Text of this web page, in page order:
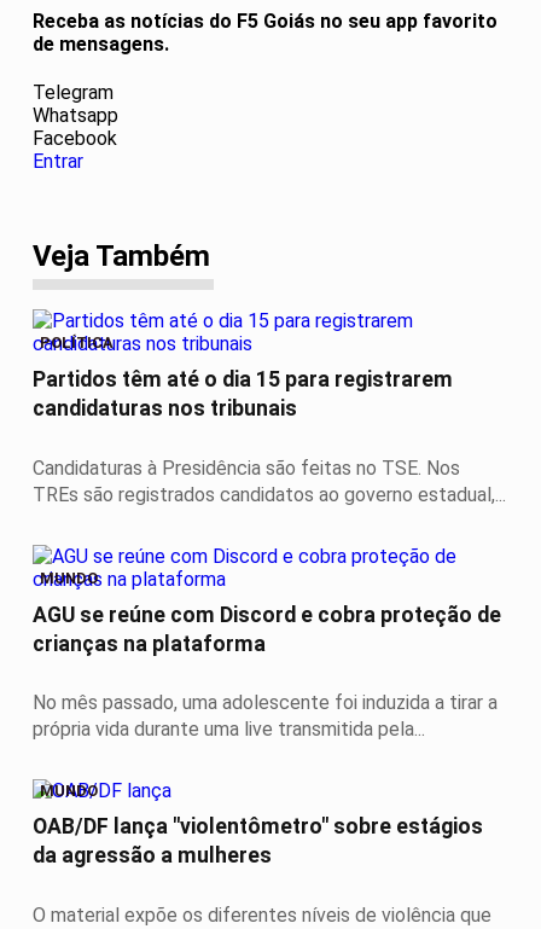
Receba as notícias do F5 Goiás no seu app favorito
de mensagens.
Telegram
Whatsapp
Facebook
Entrar
Veja Também
POLÍTICA
Partidos têm até o dia 15 para registrarem
candidaturas nos tribunais
Candidaturas à Presidência são feitas no TSE. Nos
TREs são registrados candidatos ao governo estadual,...
MUNDO
AGU se reúne com Discord e cobra proteção de
crianças na plataforma
No mês passado, uma adolescente foi induzida a tirar a
própria vida durante uma live transmitida pela...
MUNDO
OAB/DF lança "violentômetro" sobre estágios
da agressão a mulheres
O material expõe os diferentes níveis de violência que